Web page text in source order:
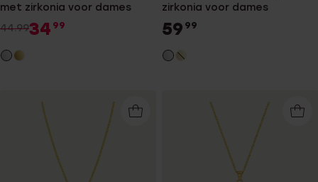
met zirkonia voor dames
44.9934 99
zirkonia voor dames
59 99